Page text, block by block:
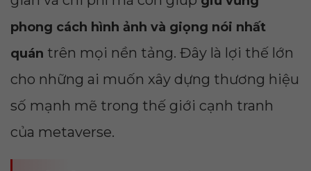
phong cách hình ảnh và giọng nói nhất
quán trên mọi nền tảng. Đây là lợi thế lớn
cho những ai muốn xây dựng thương hiệu
số mạnh mẽ trong thế giới cạnh tranh
của metaverse.